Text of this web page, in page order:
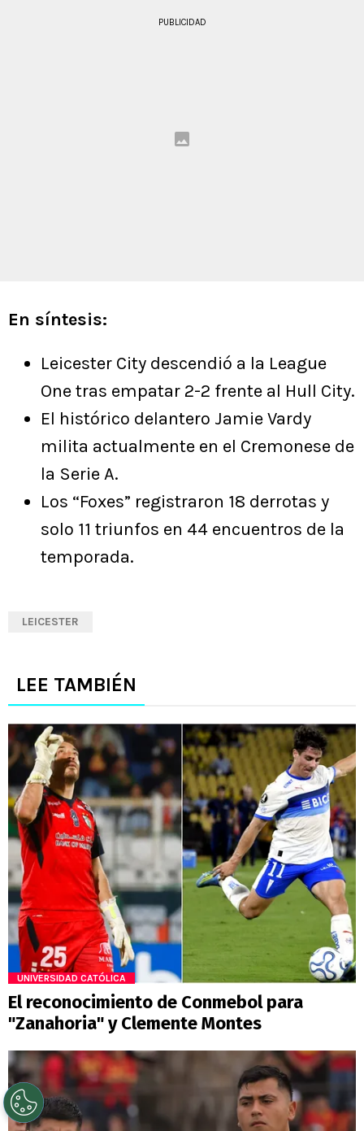
PUBLICIDAD
En síntesis:
Leicester City descendió a la League
One tras empatar 2-2 frente al Hull City.
El histórico delantero Jamie Vardy
milita actualmente en el Cremonese de
la Serie A.
Los “Foxes” registraron 18 derrotas y
solo 11 triunfos en 44 encuentros de la
temporada.
LEICESTER
LEE TAMBIÉN
UNIVERSIDAD CATÓLICA
El reconocimiento de Conmebol para
"Zanahoria" y Clemente Montes